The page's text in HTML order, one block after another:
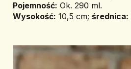
Pojemność: Ok. 290 ml.
Wysokość: 10,5 cm; średnica: